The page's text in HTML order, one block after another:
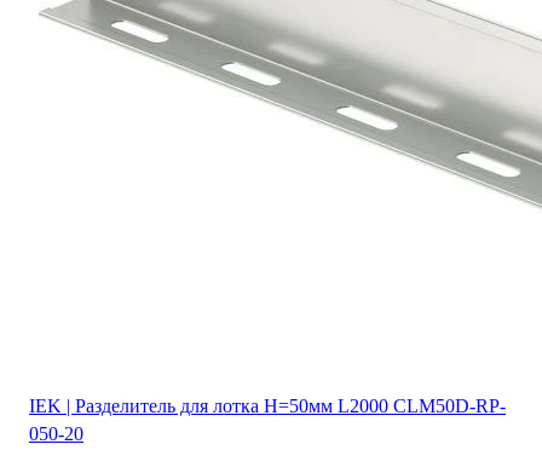
IEK | Разделитель для лотка H=50мм L2000 CLM50D-RP-
050-20